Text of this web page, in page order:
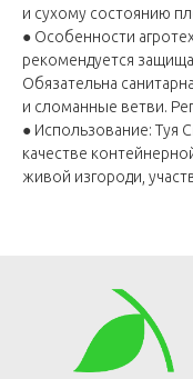
и сухому состоянию
● Особенности
рекомендуется
Обязательна
и сломанные ветви.
● Использование: Туя
качестве
живой изгороди,